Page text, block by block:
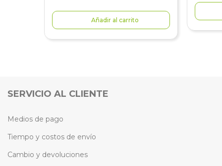
Añadir al carrito
SERVICIO AL CLIENTE
Medios de pago
Tiempo y costos de envío
Cambio y devoluciones